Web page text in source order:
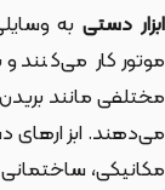
ابزار دستیبه
موتور کار می‌کنند
مختلفی مانند
می‌دهند.
مکانیکی، ساختمانی